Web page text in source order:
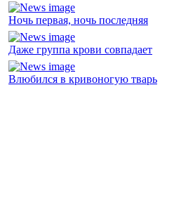
Ночь первая, ночь последняя
Даже группа крови совпадает
Влюбился в кривоногую тварь